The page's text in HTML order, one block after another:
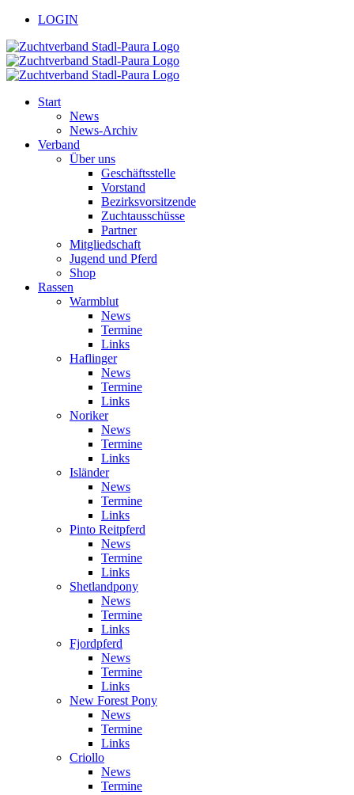
Zum
springen
facebook
youtubeLOGIN
Start
News
News-Archiv
Verband
Über uns
Geschäftsstelle
Vorstand
Bezirksvorsitzende
Zuchtausschüsse
Partner
Mitgliedschaft
Jugend und Pferd
Shop
Rassen
Warmblut
News
Termine
Links
Haflinger
News
Termine
Links
Noriker
News
Termine
Links
Isländer
News
Termine
Links
Pinto Reitpferd
News
Termine
Links
Shetlandpony
News
Termine
Links
Fjordpferd
News
Termine
Links
New Forest Pony
News
Termine
Links
Criollo
News
Termine